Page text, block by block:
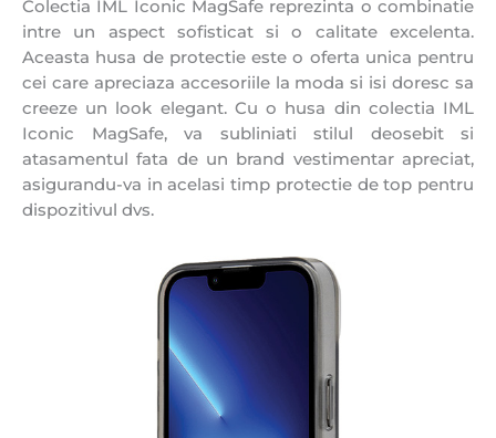
Colectia IML Iconic MagSafe reprezinta o combinatie
intre un aspect sofisticat si o calitate excelenta.
Aceasta husa de protectie este o oferta unica pentru
cei care apreciaza accesoriile la moda si isi doresc sa
creeze un look elegant. Cu o husa din colectia IML
Iconic MagSafe, va subliniati stilul deosebit si
atasamentul fata de un brand vestimentar apreciat,
asigurandu-va in acelasi timp protectie de top pentru
dispozitivul dvs.